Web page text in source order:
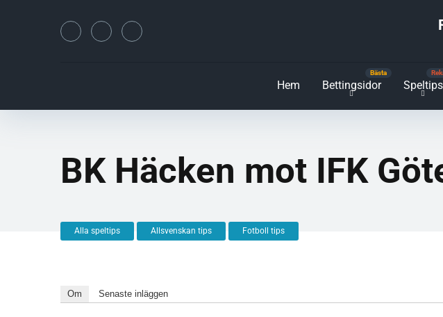
Hem Bettingsidor Speltips
BK Häcken mot IFK
Alla speltips Allsvenskan tips Fotboll tips
Om Senaste inläggen